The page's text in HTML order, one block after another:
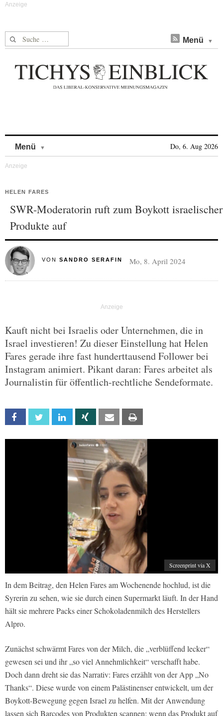
Suche nach: Menü
Menü Do, 6. Aug 2026
HELEN FARES
SWR-Moderatorin ruft zum Boykott israelischer
Produkte auf
VON SANDRO SERAFIN Mo, 8. April 2024
Kauft nicht bei Israelis oder Unternehmen, die in
Israel investieren! Zu dieser Einstellung hat Helen
Fares gerade ihre fast hunderttausend Follower bei
Instagram animiert. Pikant daran: Fares arbeitet als
Journalistin für öffentlich-rechtliche Sendeformate.
Facebook Twitter Linkedin Xing Email
Screenprint via X
In dem Beitrag, den Helen Fares am Wochenende hochlud, ist die
Syrerin zu sehen, wie sie durch einen Supermarkt läuft. In der Hand
hält sie mehrere Packs einer Schokoladenmilch des Herstellers
Alpro.
Zunächst schwärmt Fares von der Milch, die „verblüffend lecker“
gewesen sei und ihr „so viel Annehmlichkeit“ verschafft habe.
Doch dann dreht sie das Narrativ: Fares erzählt von der App „No
Thanks“. Diese wurde von einem Palästinenser entwickelt, um der
Boykott-Bewegung gegen Israel zu helfen. Mit der Anwendung
lassen sich Barcodes von Produkten scannen; wenn das Produkt auf